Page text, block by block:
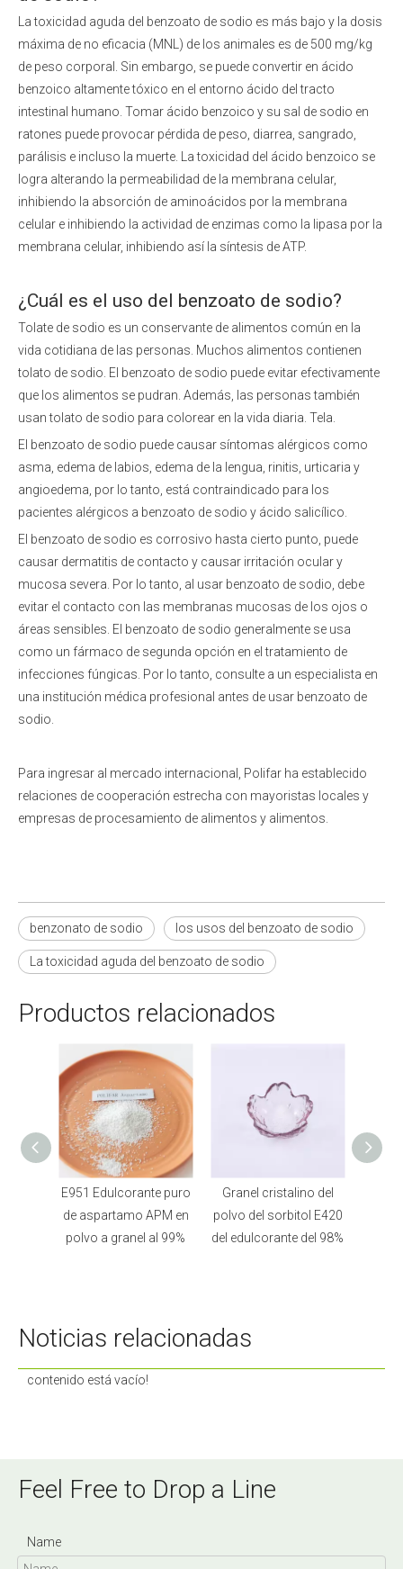
La toxicidad aguda del benzoato de sodio es más bajo y la dosis
máxima de no eficacia (MNL) de los animales es de 500 mg/kg
de peso corporal. Sin embargo, se puede convertir en ácido
benzoico altamente tóxico en el entorno ácido del tracto
intestinal humano. Tomar ácido benzoico y su sal de sodio en
ratones puede provocar pérdida de peso, diarrea, sangrado,
parálisis e incluso la muerte. La toxicidad del ácido benzoico se
logra alterando la permeabilidad de la membrana celular,
inhibiendo la absorción de aminoácidos por la membrana
celular e inhibiendo la actividad de enzimas como la lipasa por la
membrana celular, inhibiendo así la síntesis de ATP.
¿Cuál es el uso del benzoato de sodio?
Tolate de sodio es un conservante de alimentos común en la
vida cotidiana de las personas. Muchos alimentos contienen
tolato de sodio. El benzoato de sodio puede evitar efectivamente
que los alimentos se pudran. Además, las personas también
usan tolato de sodio para colorear en la vida diaria. Tela.
El benzoato de sodio puede causar síntomas alérgicos como
asma, edema de labios, edema de la lengua, rinitis, urticaria y
angioedema, por lo tanto, está contraindicado para los
pacientes alérgicos a benzoato de sodio y ácido salicílico.
El benzoato de sodio es corrosivo hasta cierto punto, puede
causar dermatitis de contacto y causar irritación ocular y
mucosa severa. Por lo tanto, al usar benzoato de sodio, debe
evitar el contacto con las membranas mucosas de los ojos o
áreas sensibles. El benzoato de sodio generalmente se usa
como un fármaco de segunda opción en el tratamiento de
infecciones fúngicas. Por lo tanto, consulte a un especialista en
una institución médica profesional antes de usar benzoato de
sodio.
Para ingresar al mercado internacional, Polifar ha establecido
relaciones de cooperación estrecha con mayoristas locales y
empresas de procesamiento de alimentos y alimentos.
benzonato de sodio los usos del benzoato de sodio
La toxicidad aguda del benzoato de sodio
Productos relacionados
E951 Edulcorante puro
de aspartamo APM en
polvo a granel al 99%
Granel cristalino del
polvo del sorbitol E420
del edulcorante del 98%
Noticias relacionadas
contenido está vacío!
Feel Free to Drop a Line
Name